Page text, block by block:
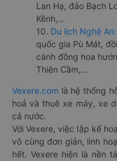
Lan Hạ, đảo Bạch
Kênh,...
10. Du lịch Nghệ An:
quốc gia Pù Mát,
cánh đồng hoa
Thiên Cầm,...
Vexere.com là hệ thống
hoả và thuê xe máy, xe
cả nước.
Với Vexere, việc lập kế
vô cùng đơn giản, linh
hết. Vexere hiện là nền